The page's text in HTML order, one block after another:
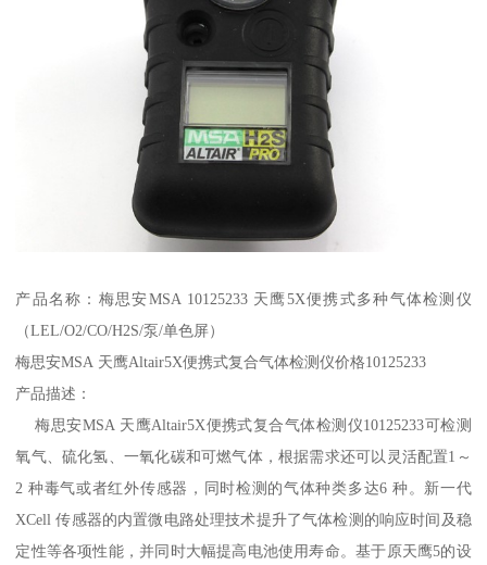
产品名称：梅思安MSA 10125233 天鹰5X便携式多种气体检测仪
（LEL/O2/CO/H2S/泵/单色屏）
梅思安MSA 天鹰Altair5X便携式复合气体检测仪价格10125233
产品描述：
梅思安MSA 天鹰Altair5X便携式复合气体检测仪10125233可检测
氧气、硫化氢、一氧化碳和可燃气体，根据需求还可以灵活配置1～
2 种毒气或者红外传感器，同时检测的气体种类多达6 种。新一代
XCell 传感器的内置微电路处理技术提升了气体检测的响应时间及稳
定性等各项性能，并同时大幅提高电池使用寿命。基于原天鹰5的设